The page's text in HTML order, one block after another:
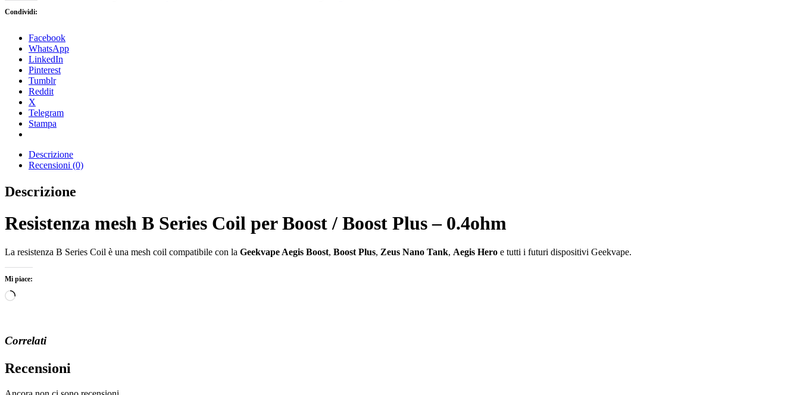
Condividi:
Facebook
WhatsApp
LinkedIn
Pinterest
Tumblr
Reddit
X
Telegram
Stampa
Descrizione
Recensioni (0)
Descrizione
Resistenza mesh B Series Coil per Boost / Boost Plus – 0.4ohm
La resistenza B Series Coil è una mesh coil compatibile con la Geekvape Aegis Boost, Boost Plus, Zeus Nano Tank, Aegis Hero e tutti i futuri dispositivi Geekvape.
Mi piace:
Caricamento
Correlati
Recensioni